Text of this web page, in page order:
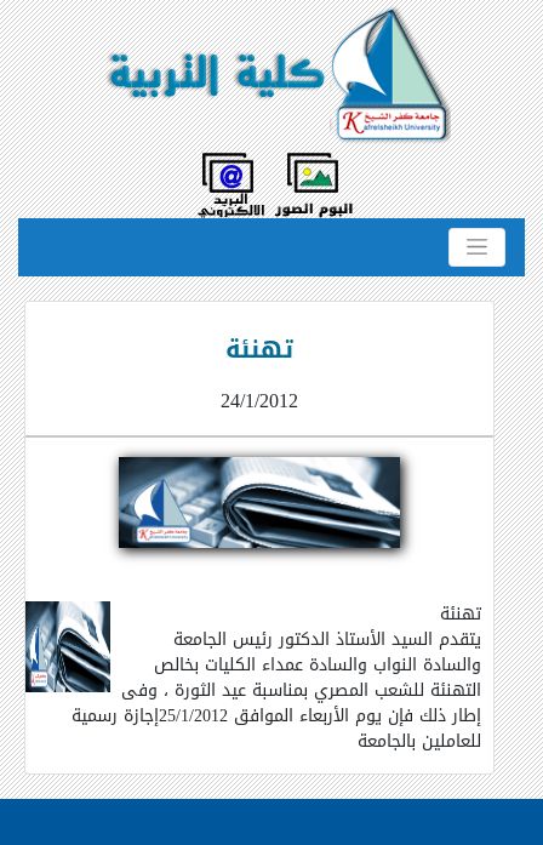
تهنئة
24/1/2012
تهنئة
يتقدم السيد الأستاذ الدكتور رئيس الجامعة
والسادة النواب والسادة عمداء الكليات بخالص
التهنئة للشعب المصري بمناسبة عيد الثورة ، وفى
إطار ذلك فإن يوم الأربعاء الموافق 25/1/2012إجازة رسمية
للعاملين بالجامعة